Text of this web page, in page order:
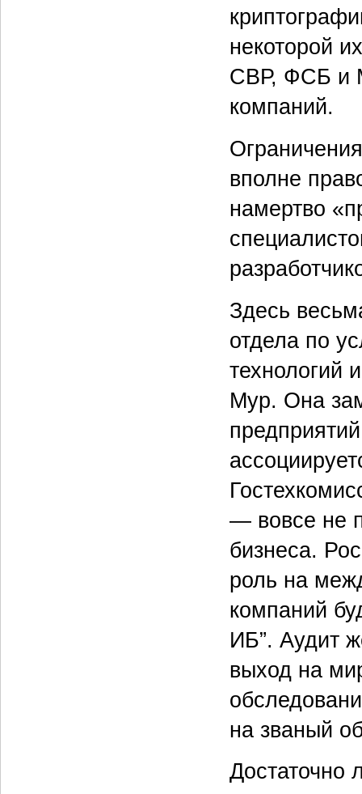
некоторой
СВР, ФСБ и
компаний.
вполне
намертво
Здесь
отдела по
технологий
Мур. Она
— вовсе не
бизнеса.
роль на
компаний
ИБ”. Аудит
выход на
на званый
Достаточно